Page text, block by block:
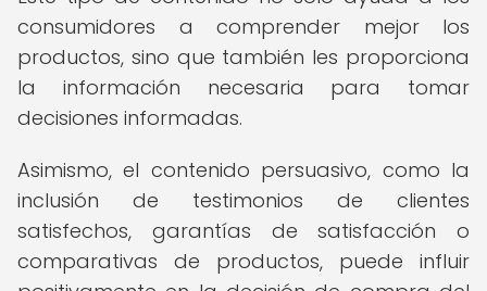
consumidores a comprender mejor los
productos, sino que también les proporciona
la información necesaria para tomar
decisiones informadas.
Asimismo, el contenido persuasivo, como la
inclusión de testimonios de clientes
satisfechos, garantías de satisfacción o
comparativas de productos, puede influir